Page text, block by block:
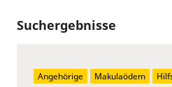
Suchergebnisse
Angehörige Makulaödem